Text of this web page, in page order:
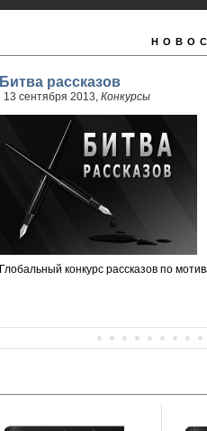
Битва рассказов
13 сентября 2013, Конкурсы
Глобальный конкурс рассказов по